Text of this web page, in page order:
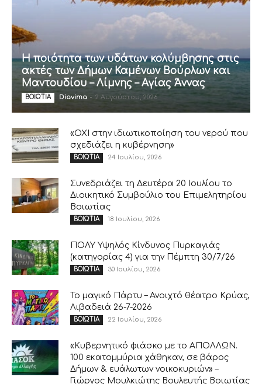
Η ποιότητα των υδάτων κολύμβησης στις
ακτές των Δήμων Καμένων Βούρλων και
Μαντουδίου – Λίμνης – Αγίας Άννας
ΒΟΙΩΤΙΑ Diavima - 2 Αυγούστου, 2026
«ΟΧΙ στην ιδιωτικοποίηση του νερού που
σχεδιάζει η κυβέρνηση»
ΒΟΙΩΤΙΑ 24 Ιουλίου, 2026
Συνεδριάζει τη Δευτέρα 20 Ιουλίου το
Διοικητικό Συμβούλιο του Επιμελητηρίου
Βοιωτίας
ΒΟΙΩΤΙΑ 18 Ιουλίου, 2026
ΠΟΛΥ Υψηλός Κίνδυνος Πυρκαγιάς
(κατηγορίας 4) για την Πέμπτη 30/7/26
ΒΟΙΩΤΙΑ 30 Ιουλίου, 2026
Το μαγικό Πάρτυ – Ανοιχτό θέατρο Κρύας,
Λιβαδειά 26-7-2026
ΒΟΙΩΤΙΑ 22 Ιουλίου, 2026
«Κυβερνητικό φιάσκο με το ΑΠΟΛΛΩΝ.
100 εκατομμύρια χάθηκαν, σε βάρος
Δήμων & ευάλωτων νοικοκυριών» –
Γιώργος Μουλκιώτης Βουλευτής Βοιωτίας